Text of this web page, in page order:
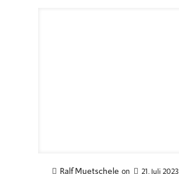
Ralf Muetschele